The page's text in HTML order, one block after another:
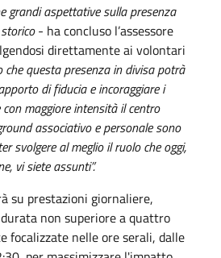
grandi aspettative sulla presenza
- ha concluso l’assessore
direttamente ai volontari
che questa presenza in divisa potrà
di fiducia e incoraggiare i
maggiore intensità il centro
associativo e personale sono
svolgere al meglio il ruolo che oggi,
vi siete assunti”.
su prestazioni giornaliere,
non superiore a quattro
focalizzate nelle ore serali, dalle